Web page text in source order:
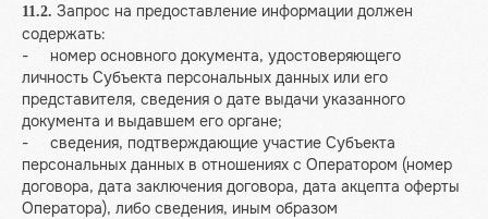
11.2. Запрос на предоставление информации должен
содержать:
- номер основного документа, удостоверяющего
личность Субъекта персональных данных или его
представителя, сведения о дате выдачи указанного
документа и выдавшем его органе;
- сведения, подтверждающие участие Субъекта
персональных данных в отношениях с Оператором (номер
договора, дата заключения договора, дата акцепта оферты
Оператора), либо сведения, иным образом